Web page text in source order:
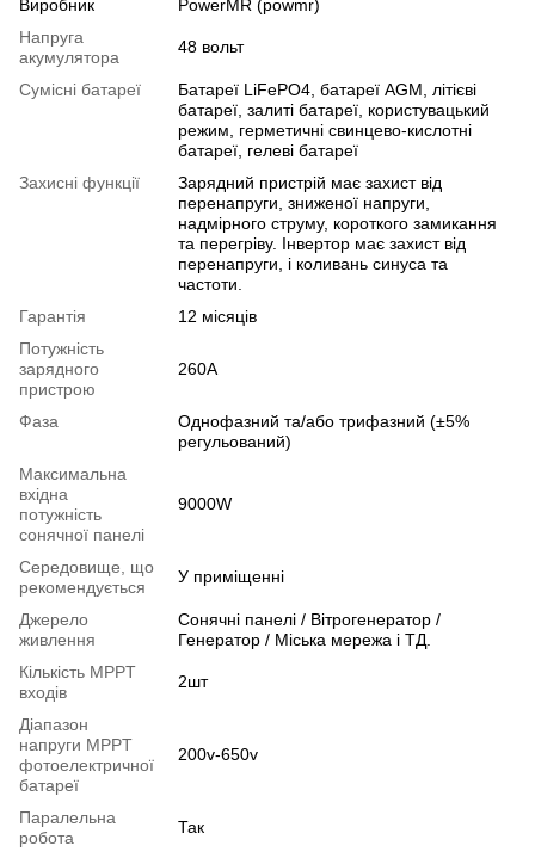
Виробник
PowerMR (powmr)
Напруга
акумулятора
48 вольт
Сумісні батареї
Батареї LiFePO4, батареї AGM, літієві
батареї, залиті батареї, користувацький
режим, герметичні свинцево-кислотні
батареї, гелеві батареї
Захисні функції
Зарядний пристрій має захист від
перенапруги, зниженої напруги,
надмірного струму, короткого замикання
та перегріву. Інвертор має захист від
перенапруги, і коливань синуса та
частоти.
Гарантія
12 місяців
Потужність
зарядного
пристрою
260A
Фаза
Однофазний та/або трифазний (±5%
регульований)
Максимальна
вхідна
потужність
сонячної панелі
9000W
Середовище, що
рекомендується
У приміщенні
Джерело
живлення
Сонячні панелі / Вітрогенератор /
Генератор / Міська мережа і ТД.
Кількість MPPT
входів
2шт
Діапазон
напруги MPPT
фотоелектричної
батареї
200v-650v
Паралельна
робота
Так